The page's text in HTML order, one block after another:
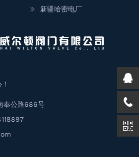
新疆哈密电厂
奉公路686号